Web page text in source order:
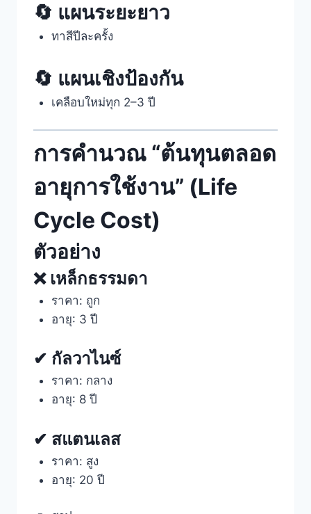
🔄 แผนระยะยาว
ทาสีปีละครั้ง
🔄 แผนเชิงป้องกัน
เคลือบใหม่ทุก 2–3 ปี
การคำนวณ “ต้นทุนตลอด
อายุการใช้งาน” (Life
Cycle Cost)
ตัวอย่าง
❌ เหล็กธรรมดา
ราคา: ถูก
อายุ: 3 ปี
✔ กัลวาไนซ์
ราคา: กลาง
อายุ: 8 ปี
✔ สแตนเลส
ราคา: สูง
อายุ: 20 ปี